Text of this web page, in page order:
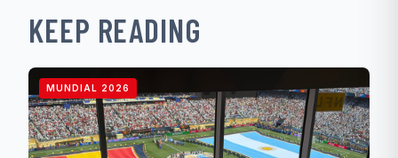
KEEP READING
MUNDIAL 2026